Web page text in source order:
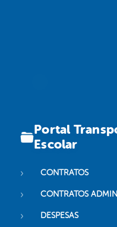
Portal
Escolar
CONTRATOS
CONTRATOS
DESPESAS